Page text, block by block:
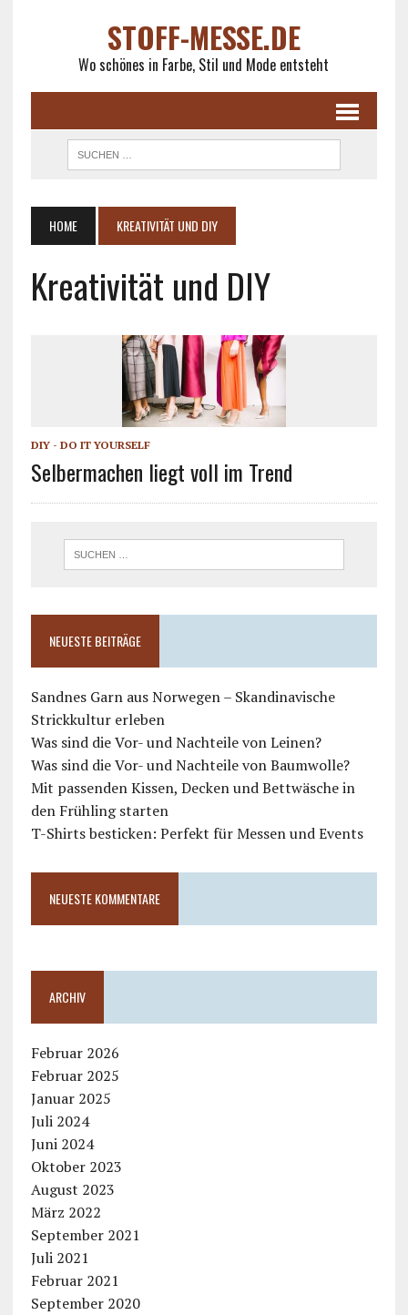
STOFF-MESSE.DE
Wo schönes in Farbe, Stil und Mode entsteht
HOME KREATIVITÄT UND DIY
Kreativität und DIY
DIY - DO IT YOURSELF
Selbermachen liegt voll im Trend
NEUESTE BEITRÄGE
Sandnes Garn aus Norwegen – Skandinavische
Strickkultur erleben
Was sind die Vor- und Nachteile von Leinen?
Was sind die Vor- und Nachteile von Baumwolle?
Mit passenden Kissen, Decken und Bettwäsche in
den Frühling starten
T-Shirts besticken: Perfekt für Messen und Events
NEUESTE KOMMENTARE
ARCHIV
Februar 2026
Februar 2025
Januar 2025
Juli 2024
Juni 2024
Oktober 2023
August 2023
März 2022
September 2021
Juli 2021
Februar 2021
September 2020